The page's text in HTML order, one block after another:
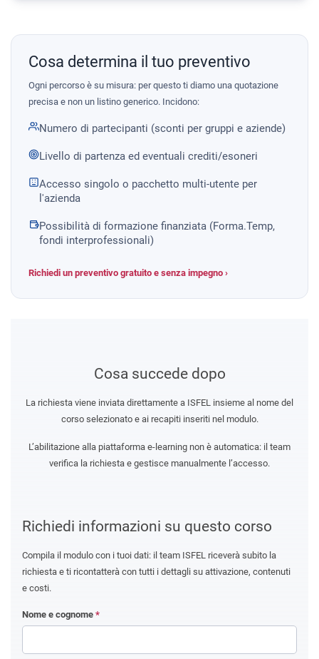
Cosa determina il tuo preventivo
Ogni percorso è su misura: per questo ti diamo una quotazione
precisa e non un listino generico. Incidono:
Numero di partecipanti (sconti per gruppi e aziende)
Livello di partenza ed eventuali crediti/esoneri
Accesso singolo o pacchetto multi-utente per
l'azienda
Possibilità di formazione finanziata (Forma.Temp,
fondi interprofessionali)
Richiedi un preventivo gratuito e senza impegno ›
Richiedi informazioni su questo corso
Compila il modulo con i tuoi dati: il team ISFEL riceverà subito la
richiesta e ti ricontatterà con tutti i dettagli su attivazione, contenuti
e costi.
Nome e cognome *
Cosa succede dopo
La richiesta viene inviata direttamente a ISFEL insieme al nome del
corso selezionato e ai recapiti inseriti nel modulo.
L’abilitazione alla piattaforma e-learning non è automatica: il team
verifica la richiesta e gestisce manualmente l’accesso.